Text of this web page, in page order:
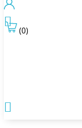
(0)

